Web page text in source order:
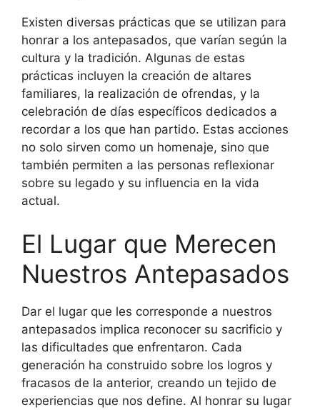
Existen diversas prácticas que se utilizan para
honrar a los antepasados, que varían según la
cultura y la tradición. Algunas de estas
prácticas incluyen la creación de altares
familiares, la realización de ofrendas, y la
celebración de días específicos dedicados a
recordar a los que han partido. Estas acciones
no solo sirven como un homenaje, sino que
también permiten a las personas reflexionar
sobre su legado y su influencia en la vida
actual.
El Lugar que Merecen
Nuestros Antepasados
Dar el lugar que les corresponde a nuestros
antepasados implica reconocer su sacrificio y
las dificultades que enfrentaron. Cada
generación ha construido sobre los logros y
fracasos de la anterior, creando un tejido de
experiencias que nos define. Al honrar su lugar